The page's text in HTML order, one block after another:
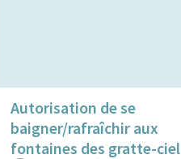
Autorisation de se
baigner/rafraîchir aux
fontaines des gratte-ciel